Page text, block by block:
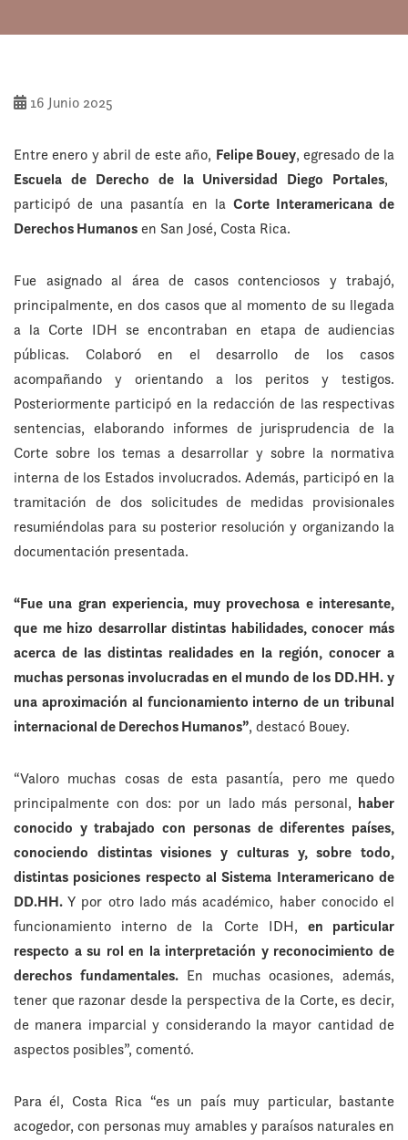
16 Junio 2025
Entre enero y abril de este año, Felipe Bouey, egresado de la
Escuela de Derecho de la Universidad Diego Portales,
participó de una pasantía en la Corte Interamericana de
Derechos Humanosen San José, Costa Rica.
Fue asignado al área de casos contenciosos y trabajó,
principalmente, en dos casos que al momento de su llegada
a la Corte IDH se encontraban en etapa de audiencias
públicas. Colaboró en el desarrollo de los casos
acompañando y orientando a los peritos y testigos.
Posteriormente participó en la redacción de las respectivas
sentencias, elaborando informes de jurisprudencia de la
Corte sobre los temas a desarrollar y sobre la normativa
interna de los Estados involucrados. Además, participó en la
tramitación de dos solicitudes de medidas provisionales
resumiéndolas para su posterior resolución y organizando la
documentación presentada.
“Fue una gran experiencia, muy provechosa e interesante,
que me hizo desarrollar distintas habilidades, conocer más
acerca de las distintas realidades en la región, conocer a
muchas personas involucradas en el mundo de los DD.HH. y
una aproximación al funcionamiento interno de un tribunal
internacional de Derechos Humanos”, destacó Bouey.
“Valoro muchas cosas de esta pasantía, pero me quedo
principalmente con dos: por un lado más personal, haber
conocido y trabajado con personas de diferentes países,
conociendo distintas visiones y culturas y, sobre todo,
distintas posiciones respecto al Sistema Interamericano de
DD.HH. Y por otro lado más académico, haber conocido el
funcionamiento interno de la Corte IDH, en particular
respecto a su rol en la interpretación y reconocimiento de
derechos fundamentales.En muchas ocasiones, además,
tener que razonar desde la perspectiva de la Corte, es decir,
de manera imparcial y considerando la mayor cantidad de
aspectos posibles”, comentó.
Para él, Costa Rica “es un país muy particular, bastante
acogedor, con personas muy amables y paraísos naturales en